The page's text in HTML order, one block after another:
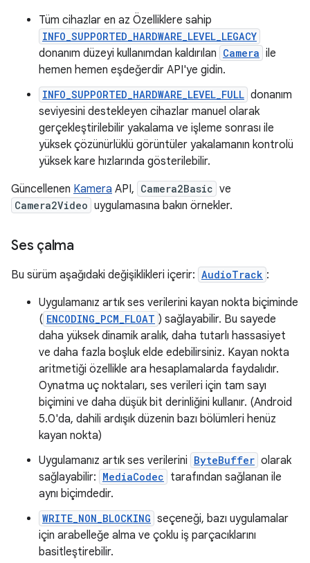
Tüm cihazlar en az Özelliklere sahip
INFO_SUPPORTED_HARDWARE_LEVEL_LEGACY
donanım düzeyi kullanımdan kaldırılan Camera ile
hemen hemen eşdeğerdir API'ye gidin.
INFO_SUPPORTED_HARDWARE_LEVEL_FULL donanım
seviyesini destekleyen cihazlar manuel olarak
gerçekleştirilebilir yakalama ve işleme sonrası ile
yüksek çözünürlüklü görüntüler yakalamanın kontrolü
yüksek kare hızlarında gösterilebilir.
Güncellenen Kamera API, Camera2Basic ve
Camera2Video uygulamasına bakın örnekler.
Ses çalma
Bu sürüm aşağıdaki değişiklikleri içerir: AudioTrack :
Uygulamanız artık ses verilerini kayan nokta biçiminde
( ENCODING_PCM_FLOAT ) sağlayabilir. Bu sayede
daha yüksek dinamik aralık, daha tutarlı hassasiyet
ve daha fazla boşluk elde edebilirsiniz. Kayan nokta
aritmetiği özellikle ara hesaplamalarda faydalıdır.
Oynatma uç noktaları, ses verileri için tam sayı
biçimini ve daha düşük bit derinliğini kullanır. (Android
5.0'da, dahili ardışık düzenin bazı bölümleri henüz
kayan nokta)
Uygulamanız artık ses verilerini ByteBuffer olarak
sağlayabilir: MediaCodec tarafından sağlanan ile
aynı biçimdedir.
WRITE_NON_BLOCKING seçeneği, bazı uygulamalar
için arabelleğe alma ve çoklu iş parçacıklarını
basitleştirebilir.